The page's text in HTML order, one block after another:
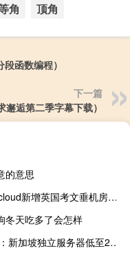
角 顶角
函数编程）
下一篇
逅第二季字幕下载）
的意思
Bacloud新增英国考文垂机房，配备AMD EPYC处理器，另有立陶宛/荷兰/美国机房可选，八折优惠，支持支付宝/银联/Paypal
冬天吃多了会怎样
Jtti：新加坡独立服务器低至2.5折，$99.9起，独享CN2带宽，提供7*24h中文服务